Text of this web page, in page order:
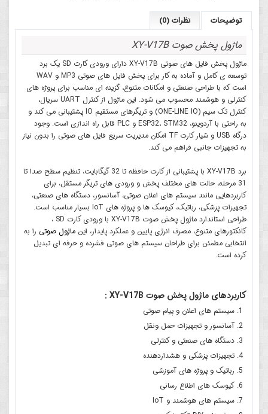
توضیحات نظرات (0)
ماژول پخش صوت XY-V17B
ماژول پخش فایل های صوتی XY-V17B دارای ورودی کارت SD یک برد
توسعه ی کامل و آماده به کار برای پخش فایل های صوتی MP3 و WAV
است که با طراحی صنعتی و امکانات متنوع، گزینه ای مناسب برای پروژه های
کنترلی و هوشمند محسوب می شود. این ماژول از کنترل UART سریال،
کنترل تک سیم (ONE-LINE IO) و تریگرهای مستقیم IO پشتیبانی می کند و
به راحتی با آردوینو، ESP32، STM32 و PLC قابل راه اندازی است. وجود
درگاه USB و شیار کارت TF امکان مدیریت سریع فایل های صوتی را بدون نیاز
به تجهیزات جانبی فراهم می کند.
برد XY-V17B با پشتیبانی از کارت حافظه تا 32 گیگابایت، تنظیم سطح صدا تا
31 مرحله، حالت های مختلف پخش و ورودی های تریگر مستقل، برای
کاربردهایی مانند سیستم های اعلان صوتی، آسانسور، دستگاه های صنعتی،
تجهیزات پزشکی، رباتیک، کیوسک ها و پروژه های IoT بسیار مناسب است.
طراحی استاندارد ماژول پخش صوت XY-V17B با ورودی کارت SD ،
کانکتورهای متنوع، مصرف انرژی پایین و عملکرد پایدار، این ماژول صوتی را به
انتخابی مطمئن برای طراحان سیستم های صوتی فشرده و حرفه ای تبدیل
کرده است.
کاربردهای ماژول پخش صوت XY-V17B :
سیستم های اعلان و پیام صوتی
آسانسور و تجهیزات حمل ونقل
دستگاه های صنعتی و کنترلی
تجهیزات پزشکی و هشداردهنده
رباتیک و پروژه های آموزشی
کیوسک های اطلاع رسانی
سیستم های هوشمند و IoT